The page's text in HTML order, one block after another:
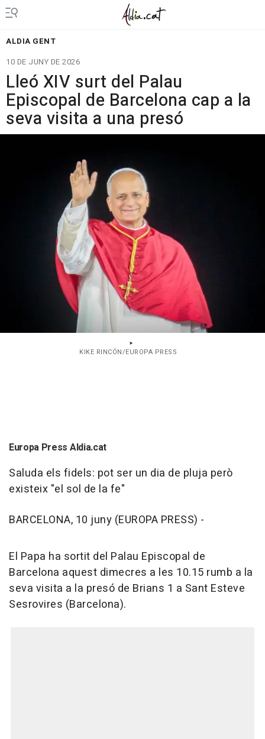
ALDIA GENT
10 DE JUNY DE 2026
Lleó XIV surt del Palau
Episcopal de Barcelona cap a la
seva visita a una presó
KIKE RINCÓN/EUROPA PRESS
Europa Press Aldia.cat
Saluda els fidels: pot ser un dia de pluja però
existeix "el sol de la fe"
BARCELONA, 10 juny (EUROPA PRESS) -
El Papa ha sortit del Palau Episcopal de
Barcelona aquest dimecres a les 10.15 rumb a la
seva visita a la presó de Brians 1 a Sant Esteve
Sesrovires (Barcelona).